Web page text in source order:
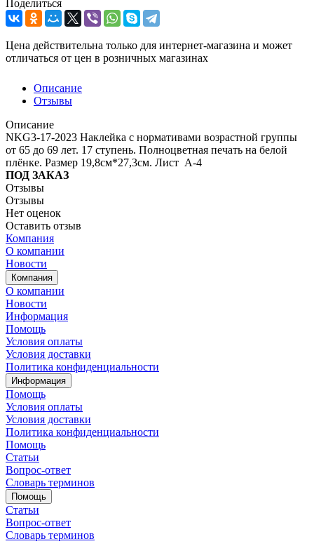
Поделиться
Цена действительна только для интернет-магазина и может
отличаться от цен в розничных магазинах
Описание
Отзывы
Описание
NKG3-17-2023 Наклейка с нормативами возрастной группы
от 65 до 69 лет. 17 ступень. Полноцветная печать на белой
плёнке. Размер 19,8см*27,3см. Лист А-4
ПОД ЗАКАЗ
Отзывы
Отзывы
Нет оценок
Оставить отзыв
Компания
О компании
Новости
Компания
О компании
Новости
Информация
Помощь
Условия оплаты
Условия доставки
Политика конфиденциальности
Информация
Помощь
Условия оплаты
Условия доставки
Политика конфиденциальности
Помощь
Статьи
Вопрос-ответ
Словарь терминов
Помощь
Статьи
Вопрос-ответ
Словарь терминов